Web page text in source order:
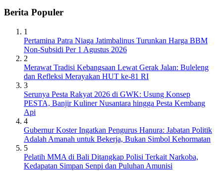
Berita Populer
1
Pertamina Patra Niaga Jatimbalinus Turunkan Harga BBM
Non-Subsidi Per 1 Agustus 2026
2
Merawat Tradisi Kebangsaan Lewat Gerak Jalan: Buleleng
dan Refleksi Merayakan HUT ke-81 RI
3
Serunya Pesta Rakyat 2026 di GWK: Usung Konsep
PESTA, Banjir Kuliner Nusantara hingga Pesta Kembang
Api
4
Gubernur Koster Ingatkan Pengurus Hanura: Jabatan Politik
Adalah Amanah untuk Bekerja, Bukan Simbol Kehormatan
5
Pelatih MMA di Bali Ditangkap Polisi Terkait Narkoba,
Kedapatan Simpan Senpi dan Puluhan Amunisi